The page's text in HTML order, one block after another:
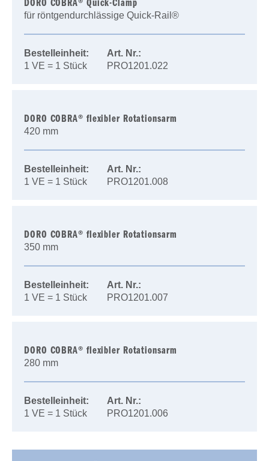
DORO COBRA® Quick-Clamp
für röntgendurchlässige Quick-Rail®
Bestelleinheit:
Art. Nr.:
1 VE = 1 Stück
PRO1201.022
DORO COBRA® flexibler Rotationsarm
420 mm
Bestelleinheit:
Art. Nr.:
1 VE = 1 Stück
PRO1201.008
DORO COBRA® flexibler Rotationsarm
350 mm
Bestelleinheit:
Art. Nr.:
1 VE = 1 Stück
PRO1201.007
DORO COBRA® flexibler Rotationsarm
280 mm
Bestelleinheit:
Art. Nr.:
1 VE = 1 Stück
PRO1201.006